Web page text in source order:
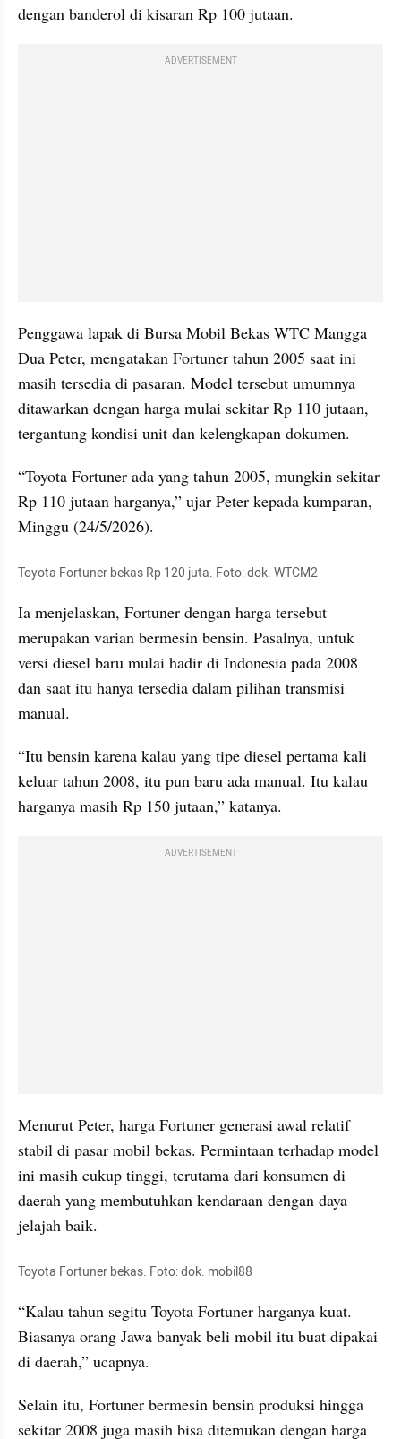
dengan banderol di kisaran Rp 100 jutaan.
ADVERTISEMENT
Penggawa lapak di Bursa Mobil Bekas WTC Mangga
Dua Peter, mengatakan Fortuner tahun 2005 saat ini
masih tersedia di pasaran. Model tersebut umumnya
ditawarkan dengan harga mulai sekitar Rp 110 jutaan,
tergantung kondisi unit dan kelengkapan dokumen.
“Toyota Fortuner ada yang tahun 2005, mungkin sekitar
Rp 110 jutaan harganya,” ujar Peter kepada kumparan,
Minggu (24/5/2026).
Toyota Fortuner bekas Rp 120 juta. Foto: dok. WTCM2
Ia menjelaskan, Fortuner dengan harga tersebut
merupakan varian bermesin bensin. Pasalnya, untuk
versi diesel baru mulai hadir di Indonesia pada 2008
dan saat itu hanya tersedia dalam pilihan transmisi
manual.
“Itu bensin karena kalau yang tipe diesel pertama kali
keluar tahun 2008, itu pun baru ada manual. Itu kalau
harganya masih Rp 150 jutaan,” katanya.
ADVERTISEMENT
Menurut Peter, harga Fortuner generasi awal relatif
stabil di pasar mobil bekas. Permintaan terhadap model
ini masih cukup tinggi, terutama dari konsumen di
daerah yang membutuhkan kendaraan dengan daya
jelajah baik.
Toyota Fortuner bekas. Foto: dok. mobil88
“Kalau tahun segitu Toyota Fortuner harganya kuat.
Biasanya orang Jawa banyak beli mobil itu buat dipakai
di daerah,” ucapnya.
Selain itu, Fortuner bermesin bensin produksi hingga
sekitar 2008 juga masih bisa ditemukan dengan harga